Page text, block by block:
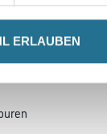
ERLAUBEN